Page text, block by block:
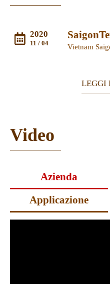
2020
11 / 04
LEGGI
Video
Azienda
Applicazione